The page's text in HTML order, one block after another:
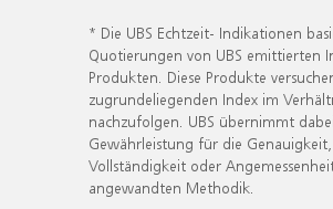
* Die UBS Echtzeit- Indikationen
Quotierungen von UBS emittierten
Produkten. Diese Produkte
zugrundeliegenden Index im
nachzufolgen. UBS übernimmt
Gewährleistung für die Genauigkeit,
Vollständigkeit oder
angewandten Methodik.